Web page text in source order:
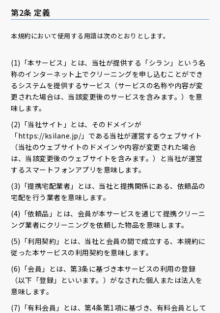
第2条 定義
本規約において使用する用語は次のとおりとします。
(1)「本サービス」とは、当社が提供する「シラン」という名
称のインターネット上でクリーニングを申し込むことができ
るシステムを提供するサービス（サービスの名称や内容が変
更された場合は、当該変更後のサービスを含みます。）を意
味します。
(2)「当社サイト」とは、そのドメインが
「https://ksilane.jp/」である当社が運営するウェブサイト
（当社のウェブサイトのドメインや内容が変更された場合
は、当該変更後のウェブサイトを含みます。）と当社が運営
するスマートフォンアプリを意味します。
(3)「提携宅配業者」とは、当社と提携関係にある、依頼品の
宅配を行う業者を意味します。
(4)「依頼品」とは、会員が本サービスを通じて提携クリーニ
ング業者にクリーニングを依頼した物品を意味します。
(5)「利用契約」とは、当社と会員の間で成立する、本規約に
従った本サービスの利用契約を意味します。
(6)「会員」とは、第3条に基づき本サービスの利用の登録
（以下「登録」といいます。）がなされた個人または法人を
意味します。
(7)「有料会員」とは、第4条第1項に基づき、有料会員として